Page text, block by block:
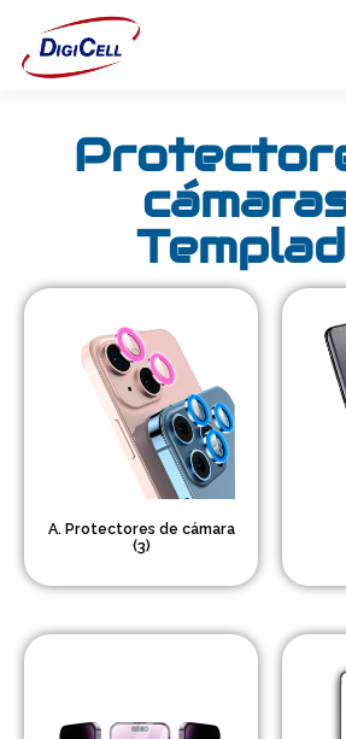
INICIO >>> ¡FUNDAS MAGNET!
TECNOLOGÍA
Trípodes
Soportes
Headsets Gamer
Headsets Inalambricos
PROTECTORES
A. Protectores de cámara
(3)